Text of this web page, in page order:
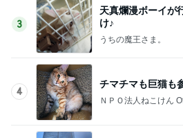
3
天真爛漫ボーイが
け♪
うちの魔王さま。
4
チマチマも巨猫も
ＮＰＯ法人ねこけん